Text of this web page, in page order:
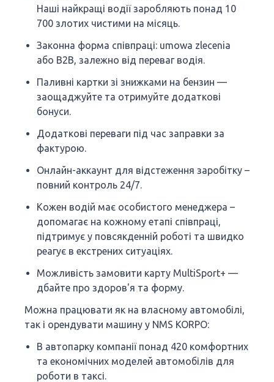
Наші найкращі водії заробляють понад 10
700 злотих чистими на місяць.
Законна форма співпраці: umowa zlecenia
або B2B, залежно від переваг водія.
Паливні картки зі знижками на бензин —
заощаджуйте та отримуйте додаткові
бонуси.
Додаткові переваги під час заправки за
фактурою.
Онлайн-аккаунт для відстеження заробітку –
повний контроль 24/7.
Кожен водій має особистого менеджера –
допомагає на кожному етапі співпраці,
підтримує у повсякденній роботі та швидко
реагує в екстрених ситуаціях.
Можливість замовити карту MultiSport+ —
дбайте про здоров'я та форму.
Можна працювати як на власному автомобілі,
так і орендувати машину у NMS KORPO:
В автопарку компанії понад 420 комфортних
та економічних моделей автомобілів для
роботи в таксі.